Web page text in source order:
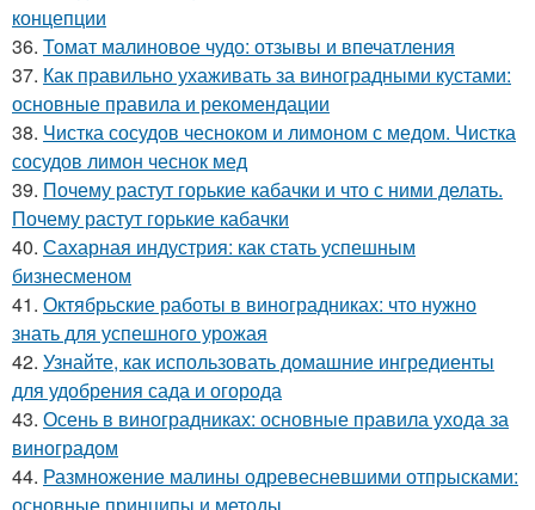
концепции
36. Томат малиновое чудо: отзывы и впечатления
37. Как правильно ухаживать за виноградными кустами:
основные правила и рекомендации
38. Чистка сосудов чесноком и лимоном с медом. Чистка
сосудов лимон чеснок мед
39. Почему растут горькие кабачки и что с ними делать.
Почему растут горькие кабачки
40. Сахарная индустрия: как стать успешным
бизнесменом
41. Октябрьские работы в виноградниках: что нужно
знать для успешного урожая
42. Узнайте, как использовать домашние ингредиенты
для удобрения сада и огорода
43. Осень в виноградниках: основные правила ухода за
виноградом
44. Размножение малины одревесневшими отпрысками:
основные принципы и методы